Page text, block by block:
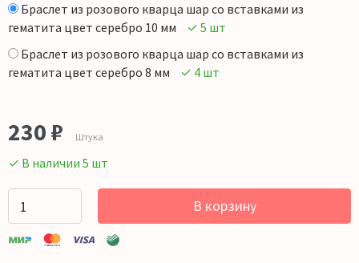
Браслет из розового кварца шар со вставками из
гематита цвет серебро 10 мм
✓ 5 шт
Браслет из розового кварца шар со вставками из
гематита цвет серебро 8 мм
✓ 4 шт
230₽ Штука
✓ В наличии 5 шт
В корзину